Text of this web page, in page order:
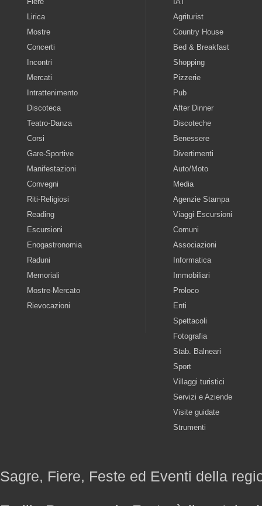
Lirica
Mostre
Concerti
Incontri
Mercati
Intrattenimento
Discoteca
Teatro-Danza
Corsi
Gare-Sportive
Manifestazioni
Convegni
Riti-Religiosi
Reading
Escursioni
Enogastronomia
Raduni
Memoriali
Mostre-Mercato
Rievocazioni
Agriturist
Country House
Bed & Breakfast
Shopping
Pizzerie
Pub
After Dinner
Discoteche
Benessere
Divertimenti
Auto/Moto
Media
Agenzie Stampa
Viaggi Escursioni
Comuni
Associazioni
Informatica
Immobiliari
Proloco
Enti
Spettacoli
Fotografia
Stab. Balneari
Sport
Villaggi turistici
Servizi e Aziende
Visite guidate
Strumenti
Sagre, Fiere, Feste ed Eventi della